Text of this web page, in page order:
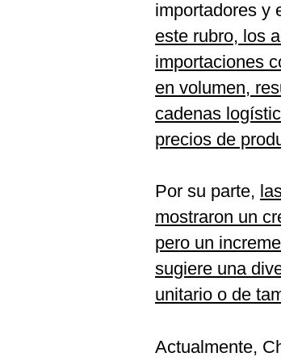
importadores y
este rubro, los
importaciones
en volumen,
cadenas
precios de
Por su parte,
mostraron un
pero un
sugiere una
unitario o de
Actualmente,